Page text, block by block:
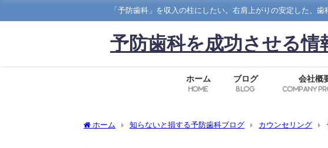
「予防歯科」を収入の柱にしたい。右肩上がりの安定した、
予防歯科を成功させる
ホーム
Home
ブログ
Blog
会社概
Company
ホーム 知らないと損する予防歯科ブログ カウンセリング